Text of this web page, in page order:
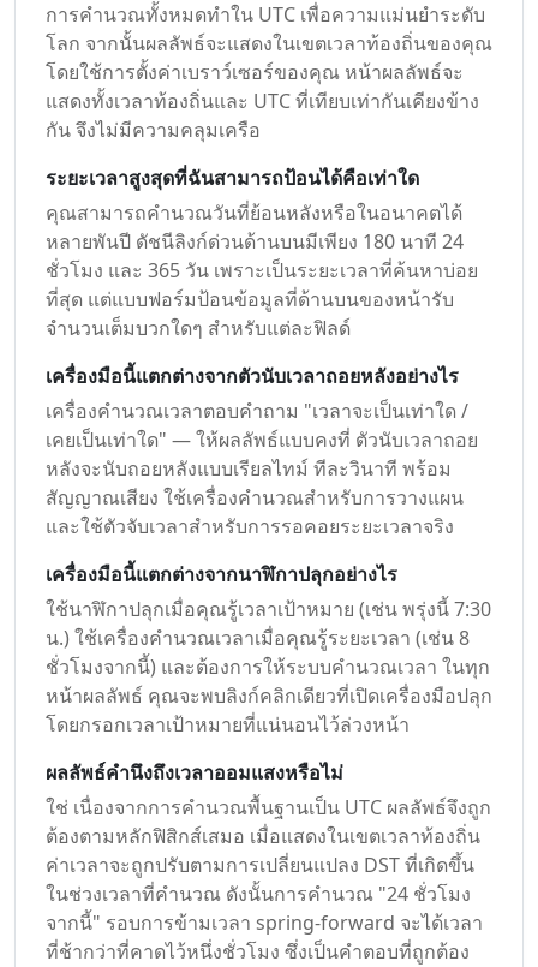
การคำนวณทั้งหมดทำใน UTC เพื่อความแม่นยำระดับ
โลก จากนั้นผลลัพธ์จะแสดงในเขตเวลาท้องถิ่นของคุณ
โดยใช้การตั้งค่าเบราว์เซอร์ของคุณ หน้าผลลัพธ์จะ
แสดงทั้งเวลาท้องถิ่นและ UTC ที่เทียบเท่ากันเคียงข้าง
กัน จึงไม่มีความคลุมเครือ
ระยะเวลาสูงสุดที่ฉันสามารถป้อนได้คือเท่าใด
คุณสามารถคำนวณวันที่ย้อนหลังหรือในอนาคตได้
หลายพันปี ดัชนีลิงก์ด่วนด้านบนมีเพียง 180 นาที 24
ชั่วโมง และ 365 วัน เพราะเป็นระยะเวลาที่ค้นหาบ่อย
ที่สุด แต่แบบฟอร์มป้อนข้อมูลที่ด้านบนของหน้ารับ
จำนวนเต็มบวกใดๆ สำหรับแต่ละฟิลด์
เครื่องมือนี้แตกต่างจากตัวนับเวลาถอยหลังอย่างไร
เครื่องคำนวณเวลาตอบคำถาม "เวลาจะเป็นเท่าใด /
เคยเป็นเท่าใด" — ให้ผลลัพธ์แบบคงที่ ตัวนับเวลาถอย
หลังจะนับถอยหลังแบบเรียลไทม์ ทีละวินาที พร้อม
สัญญาณเสียง ใช้เครื่องคำนวณสำหรับการวางแผน
และใช้ตัวจับเวลาสำหรับการรอคอยระยะเวลาจริง
เครื่องมือนี้แตกต่างจากนาฬิกาปลุกอย่างไร
ใช้นาฬิกาปลุกเมื่อคุณรู้เวลาเป้าหมาย (เช่น พรุ่งนี้ 7:30
น.) ใช้เครื่องคำนวณเวลาเมื่อคุณรู้ระยะเวลา (เช่น 8
ชั่วโมงจากนี้) และต้องการให้ระบบคำนวณเวลา ในทุก
หน้าผลลัพธ์ คุณจะพบลิงก์คลิกเดียวที่เปิดเครื่องมือปลุก
โดยกรอกเวลาเป้าหมายที่แน่นอนไว้ล่วงหน้า
ผลลัพธ์คำนึงถึงเวลาออมแสงหรือไม่
ใช่ เนื่องจากการคำนวณพื้นฐานเป็น UTC ผลลัพธ์จึงถูก
ต้องตามหลักฟิสิกส์เสมอ เมื่อแสดงในเขตเวลาท้องถิ่น
ค่าเวลาจะถูกปรับตามการเปลี่ยนแปลง DST ที่เกิดขึ้น
ในช่วงเวลาที่คำนวณ ดังนั้นการคำนวณ "24 ชั่วโมง
จากนี้" รอบการข้ามเวลา spring-forward จะได้เวลา
ที่ช้ากว่าที่คาดไว้หนึ่งชั่วโมง ซึ่งเป็นคำตอบที่ถูกต้อง